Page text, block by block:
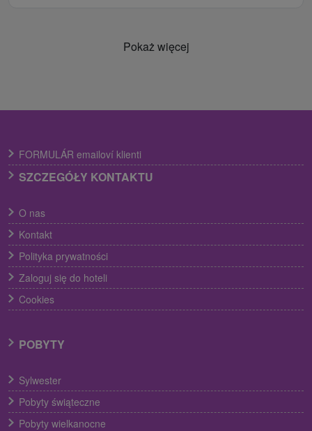
Pokaż więcej
FORMULÁR emailoví klienti
SZCZEGÓŁY KONTAKTU
O nas
Kontakt
Polityka prywatności
Zaloguj się do hoteli
Cookies
POBYTY
Sylwester
Pobyty świąteczne
Pobyty wielkanocne